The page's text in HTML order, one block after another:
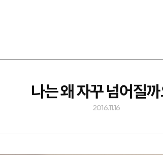
나는 왜 자꾸 넘어질
2016.11.16